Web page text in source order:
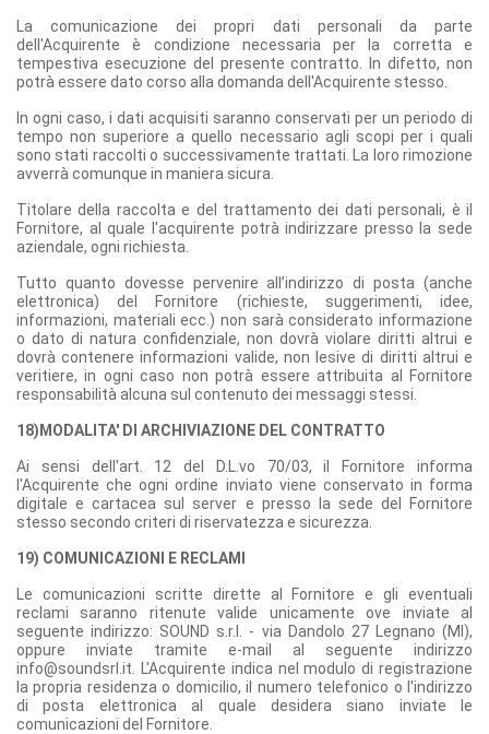
La comunicazione dei propri dati personali da parte
dell'Acquirente è condizione necessaria per la corretta e
tempestiva esecuzione del presente contratto. In difetto, non
potrà essere dato corso alla domanda dell'Acquirente stesso.
In ogni caso, i dati acquisiti saranno conservati per un periodo di
tempo non superiore a quello necessario agli scopi per i quali
sono stati raccolti o successivamente trattati. La loro rimozione
avverrà comunque in maniera sicura.
Titolare della raccolta e del trattamento dei dati personali, è il
Fornitore, al quale l'acquirente potrà indirizzare presso la sede
aziendale, ogni richiesta.
Tutto quanto dovesse pervenire all’indirizzo di posta (anche
elettronica) del Fornitore (richieste, suggerimenti, idee,
informazioni, materiali ecc.) non sarà considerato informazione
o dato di natura confidenziale, non dovrà violare diritti altrui e
dovrà contenere informazioni valide, non lesive di diritti altrui e
veritiere, in ogni caso non potrà essere attribuita al Fornitore
responsabilità alcuna sul contenuto dei messaggi stessi.
18)MODALITA' DI ARCHIVIAZIONE DEL CONTRATTO
Ai sensi dell'art. 12 del D.L.vo 70/03, il Fornitore informa
l'Acquirente che ogni ordine inviato viene conservato in forma
digitale e cartacea sul server e presso la sede del Fornitore
stesso secondo criteri di riservatezza e sicurezza.
19) COMUNICAZIONI E RECLAMI
Le comunicazioni scritte dirette al Fornitore e gli eventuali
reclami saranno ritenute valide unicamente ove inviate al
seguente indirizzo: SOUND s.r.l. - via Dandolo 27 Legnano (MI),
oppure inviate tramite e-mail al seguente indirizzo
info@soundsrl.it. L'Acquirente indica nel modulo di registrazione
la propria residenza o domicilio, il numero telefonico o l'indirizzo
di posta elettronica al quale desidera siano inviate le
comunicazioni del Fornitore.